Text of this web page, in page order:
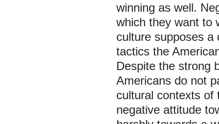
winning as well.
which they want to
culture supposes a
tactics the
Despite the strong
Americans do not
cultural contexts of
negative attitude